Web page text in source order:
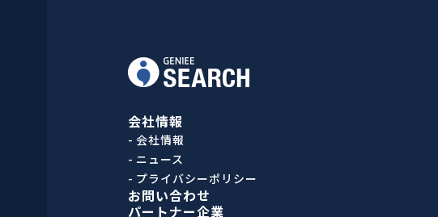
会社情報
- 会社情報
- ニュース
- プライバシーポリシー
お問い合わせ
パートナー企業